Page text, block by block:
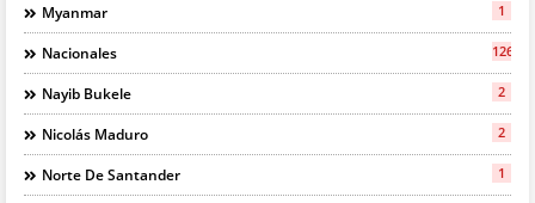
Myanmar 1
Nacionales 126
Nayib Bukele 2
Nicolás Maduro 2
Norte De Santander 1